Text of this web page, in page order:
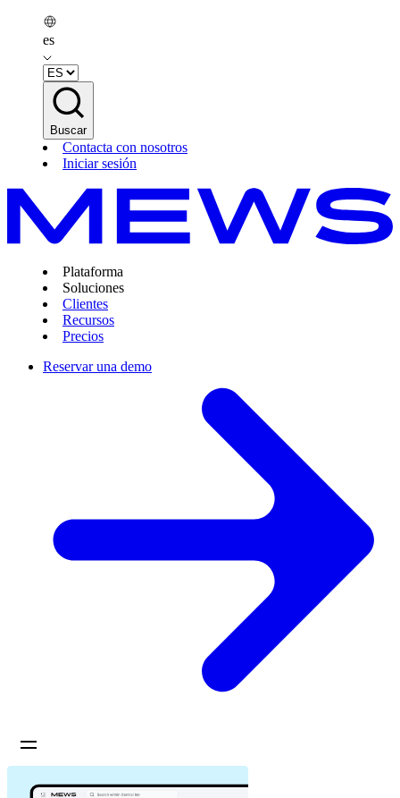
es
Buscar
Contacta con nosotros
Iniciar sesión
Plataforma
Soluciones
Clientes
Recursos
Precios
Reservar una demo